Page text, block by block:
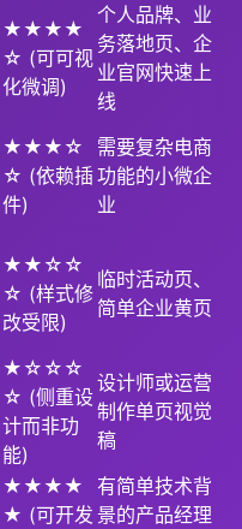
★★★★
☆ (可可视
化微调)
个人品牌、业
务落地页、企
业官网快速上
线
★★★☆
☆ (依赖插
件)
需要复杂电商
功能的小微企
业
★★☆☆
☆ (样式修
改受限)
临时活动页、
简单企业黄页
★☆☆☆
☆ (侧重设
计而非功
能)
设计师或运营
制作单页视觉
稿
★★★★
★ (可开发
有简单技术背
景的产品经理